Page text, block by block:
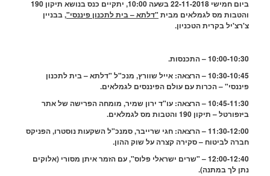
ביום חמישי 22-11-2018 בשעה 10:00, יתקיים כנס בנושא תיקון 190
מס לגמלאים מבית"דלתא – בית לתכנון פיננסי" , בבניין
בקרית הטכניון.
10:30 – התכנסות.
10:30-10:45 – הרצאה: אייל שוורץ, מנכ"ל "דלתא – בית לתכנון
– הכרות עם עולם הפיננסים לגמלאים.
10:45-11:30 – הרצאה: עו"ד ירון שמיר, מומחה הפרישה של אתר
– תיקון 190 והטבות מס לגמלאים.
11:30-12:00 – הרצאה: חגי שרייבר, סמנכ"ל השקעות נוסטרו, הפניקס
לביטוח – סקירה קצרה על שוק ההון.
12:00-12:40 – "שרים ישראלי פלוס", עם הזמר איתן מסורי (אלוקים
לך במתנה).